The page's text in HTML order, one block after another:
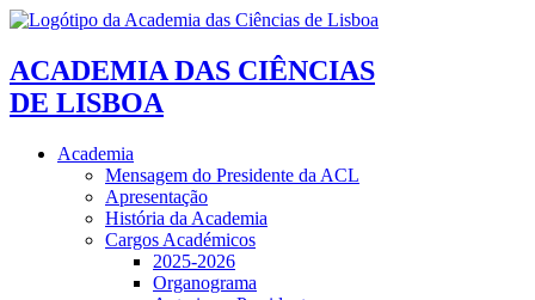
ACADEMIA DAS CIÊNCIAS
DE LISBOA
Academia
Mensagem do Presidente da ACL
Apresentação
História da Academia
Cargos Académicos
2025-2026
Organograma